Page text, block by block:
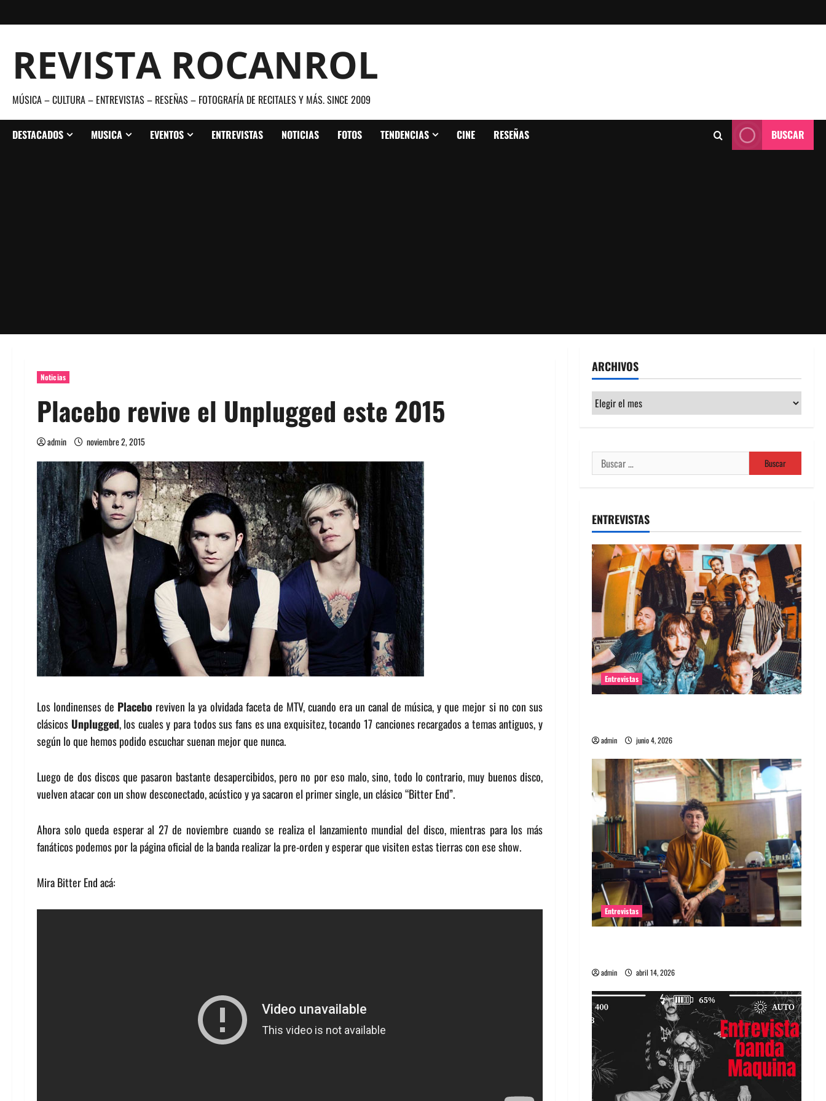
al
REVISTA ROCANROL
MÚSICA – CULTURA – ENTREVISTAS – RESEÑAS – FOTOGRAFÍA DE RECITALES Y MÁS. SINCE 2009
DESTACADOS MUSICA EVENTOS ENTREVISTAS NOTICIAS FOTOS TENDENCIAS CINE RESEÑAS BUSCAR
Noticias
Placebo revive el Unplugged este 2015
admin noviembre 2, 2015
Los londinenses de Placebo reviven la ya olvidada faceta de MTV, cuando era un canal de música, y que mejor si no con sus
clásicos Unplugged, los cuales y para todos sus fans es una exquisitez, tocando 17 canciones recargados a temas antiguos, y
según lo que hemos podido escuchar suenan mejor que nunca.
Luego de dos discos que pasaron bastante desapercibidos, pero no por eso malo, sino, todo lo contrario, muy buenos disco,
vuelven atacar con un show desconectado, acústico y ya sacaron el primer single, un clásico “Bitter End”.
Ahora solo queda esperar al 27 de noviembre cuando se realiza el lanzamiento mundial del disco, mientras para los más
fanáticos podemos por la página oficial de la banda realizar la pre-orden y esperar que visiten estas tierras con ese show.
Mira Bitter End acá:
ARCHIVOS
Archivos
Buscar:
ENTREVISTAS
Entrevistas
admin junio 4, 2026
Entrevistas
admin abril 14, 2026